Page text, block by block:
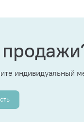
индивидуальный